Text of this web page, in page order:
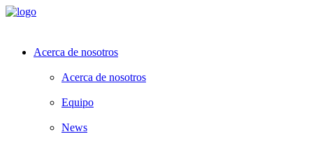
Acerca de nosotros
Acerca de nosotros
Equipo
News